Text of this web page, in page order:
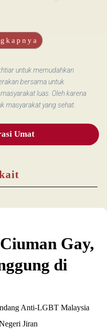
untuk memudahkan
bersama untuk
luas. Oleh karena
masyarakat yang sehat.
Umat
Gay,
di
Anti-LGBT Malaysia
Jiran